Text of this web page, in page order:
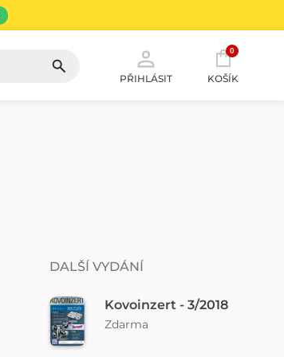
PŘIHLÁSIT
0
KOŠÍK
DALŠÍ VYDÁNÍ
Kovoinzert - 3/2018
Zdarma